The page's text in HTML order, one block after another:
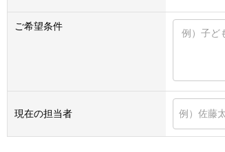
ご希望条件
現在の担当者